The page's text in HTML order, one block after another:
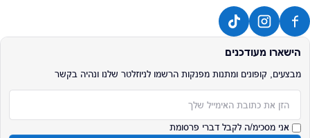
הישארו מעודכנים
מבצעים, קופונים ומתנות מפנקות הרשמו לניוזלטר שלנו ונהיה בקשר
אני מסכימ/ה לקבל דברי פרסומת